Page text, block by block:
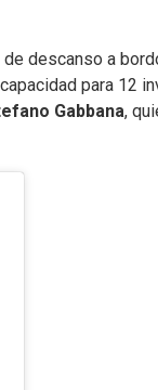
descanso a
para 12
Gabbana,